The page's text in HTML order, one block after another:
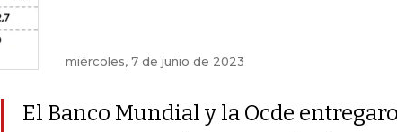
miércoles, 7 de junio de 2023
El Banco Mundial y la Ocde